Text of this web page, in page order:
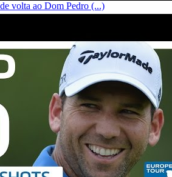
volta ao Dom Pedro (...)